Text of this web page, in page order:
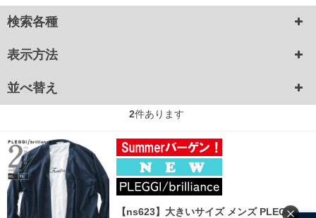
検索各種
表示方法
並べ替え
2件あります
【ns623】大きいサイズ メンズ PLEGGI